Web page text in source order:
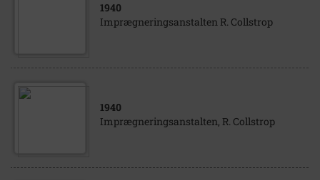
1940
Imprægneringsanstalten R. Collstrop
1940
Imprægneringsanstalten, R. Collstrop